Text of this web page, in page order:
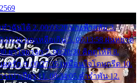
ทำฉันได้ 2. 00:03:20 นางฟ้าสลัม 3.
บุญเหลือเกิน 5. 00:13:58 ฝนหยาด
ยาใจยาจก 7. 00:20:30 คิดดูให้ดี 8.
ผลรัก 9. 00:27:35 เหมือนใจโดนกรีด 10.
เปาเปียว 11. 00:34:05 คำรำพัน 12.